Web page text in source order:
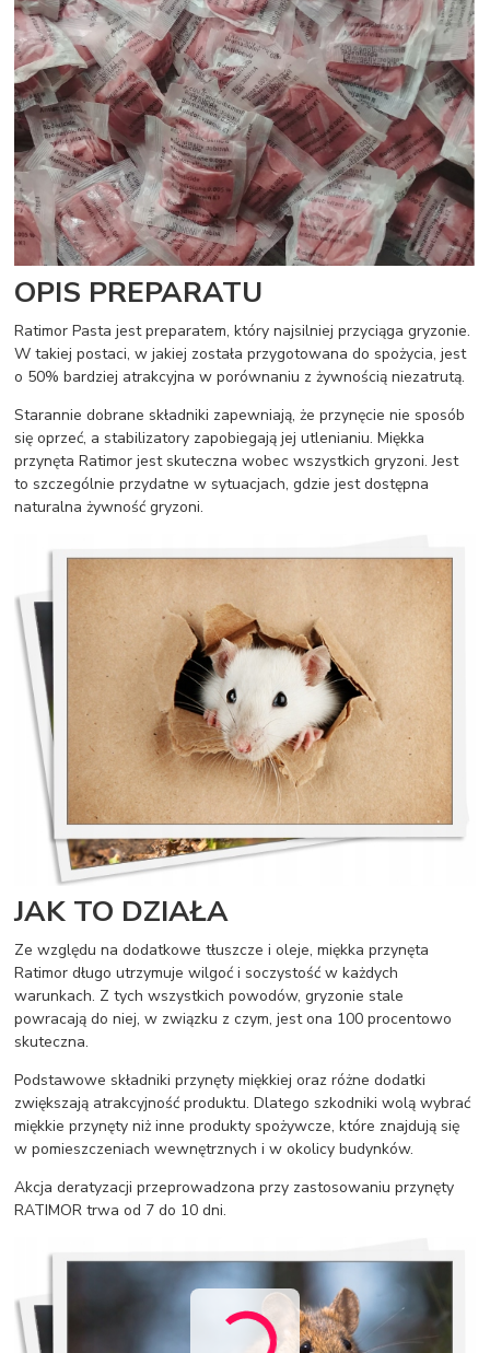
OPIS PREPARATU
Ratimor Pasta jest preparatem, który najsilniej przyciąga gryzonie.
W takiej postaci, w jakiej została przygotowana do spożycia, jest
o 50% bardziej atrakcyjna w porównaniu z żywnością niezatrutą.
Starannie dobrane składniki zapewniają, że przynęcie nie sposób
się oprzeć, a stabilizatory zapobiegają jej utlenianiu. Miękka
przynęta Ratimor jest skuteczna wobec wszystkich gryzoni. Jest
to szczególnie przydatne w sytuacjach, gdzie jest dostępna
naturalna żywność gryzoni.
JAK TO DZIAŁA
Ze względu na dodatkowe tłuszcze i oleje, miękka przynęta
Ratimor długo utrzymuje wilgoć i soczystość w każdych
warunkach. Z tych wszystkich powodów, gryzonie stale
powracają do niej, w związku z czym, jest ona 100 procentowo
skuteczna.
Podstawowe składniki przynęty miękkiej oraz różne dodatki
zwiększają atrakcyjność produktu. Dlatego szkodniki wolą wybrać
miękkie przynęty niż inne produkty spożywcze, które znajdują się
w pomieszczeniach wewnętrznych i w okolicy budynków.
Akcja deratyzacji przeprowadzona przy zastosowaniu przynęty
RATIMOR trwa od 7 do 10 dni.